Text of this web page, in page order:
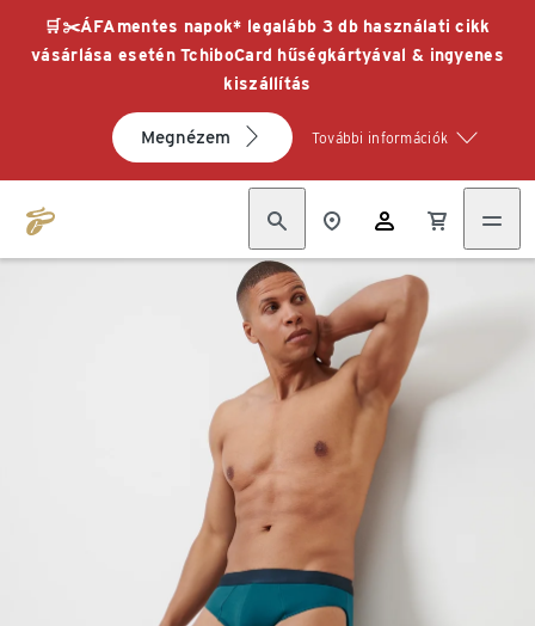
🛒✂️ÁFAmentes napok* legalább 3 db használati cikk
vásárlása esetén TchiboCard hűségkártyával & ingyenes
kiszállítás
Megnézem További információk